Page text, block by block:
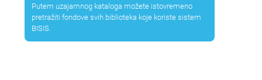
Putem uzajamnog kataloga možete istovremeno
pretražiti fondove svih biblioteka koje koriste sistem
BISIS.